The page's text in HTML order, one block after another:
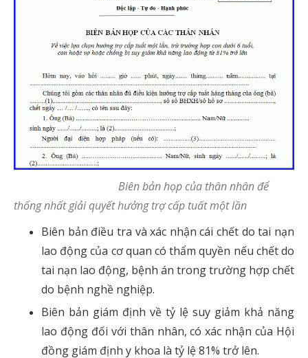
Biên bản họp của thân nhân để
thống nhất giải quyết hưởng trợ cấp tuất một lần
Biên bản điều tra và xác nhận cái chết do tai nạn
lao động của cơ quan có thẩm quyền nếu chết do
tai nạn lao động, bệnh án trong trường hợp chết
do bệnh nghề nghiệp.
Biên bản giám định về tỷ lệ suy giảm khả năng
lao động đối với thân nhân, có xác nhận của Hội
đồng giám định y khoa là tỷ lệ 81% trở lên.